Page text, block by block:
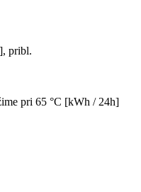
pribl.
pri 65 °C [kWh / 24h]